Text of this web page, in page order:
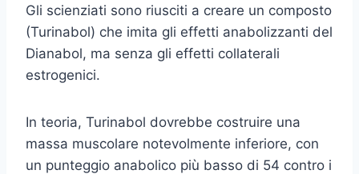
Gli scienziati sono riusciti a creare un composto
(Turinabol) che imita gli effetti anabolizzanti del
Dianabol, ma senza gli effetti collaterali
estrogenici.
In teoria, Turinabol dovrebbe costruire una
massa muscolare notevolmente inferiore, con
un punteggio anabolico più basso di 54 contro i